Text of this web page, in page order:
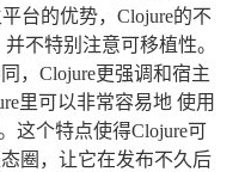
台的优势，Clojure的不
不特别注意可移植性。
，Clojure更强调和宿主
里可以非常容易地 使用
这个特点使得Clojure可
圈，让它在发布不久后